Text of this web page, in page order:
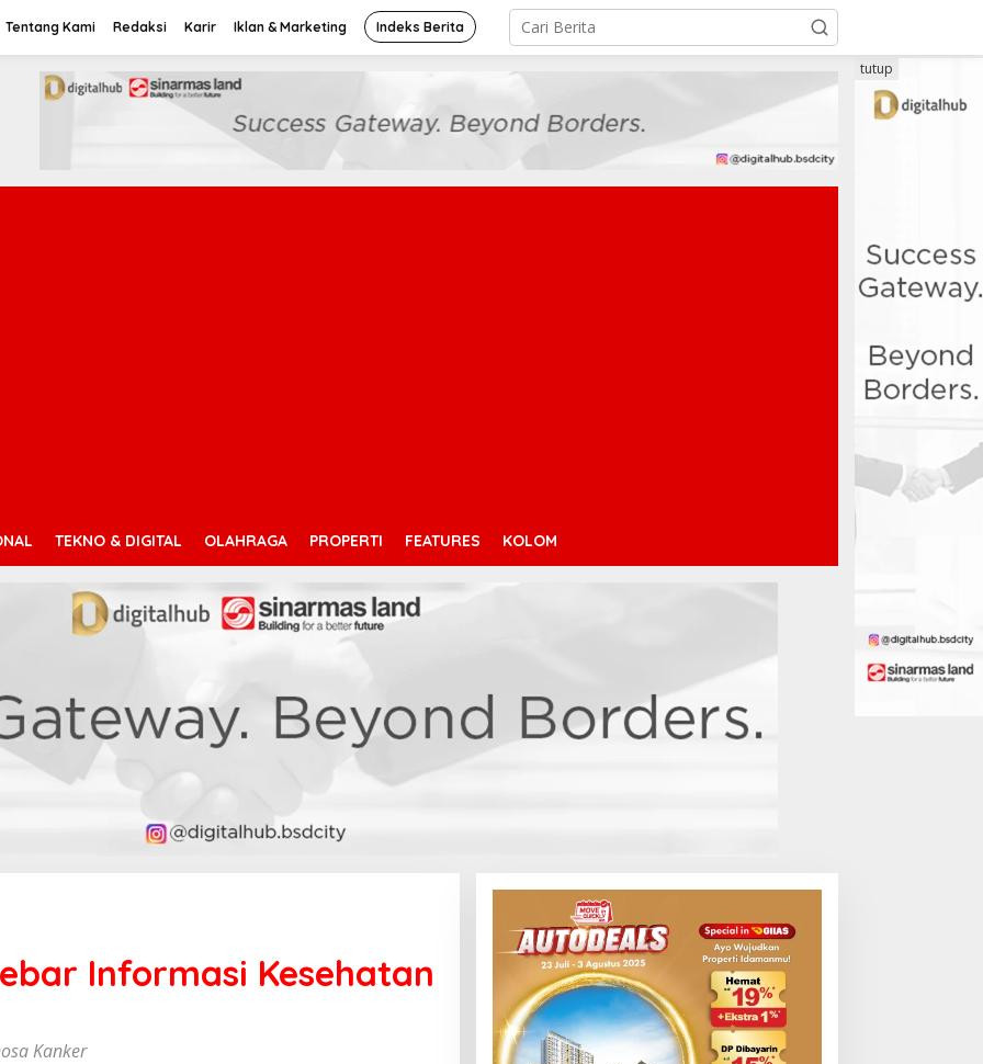
Tentang Kami Redaksi Karir Iklan & Marketing Indeks Berita
TEKNO & DIGITAL OLAHRAGA PROPERTI FEATURES KOLOM
tutup
Informasi Kesehatan
Kanker